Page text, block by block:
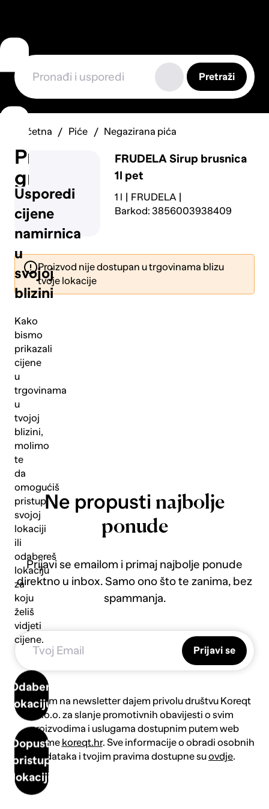
Usporedi
cijene
namirnica
u
svojoj
blizini
Kako
bismo
prikazali
cijene
u
trgovinama
u
tvojoj
blizini,
molimo
te
da
omogućiš
pristup
svojoj
lokaciji
ili
odabereš
lokaciju
za
koju
želiš
vidjeti
cijene.
Odaberi
lokaciju
Dopusti
pristup
lokaciji
Prijavi
grešku
Pošalji
Pretraži
Početna Piće Negazirana pića
FRUDELASirup brusnica
1l pet
1 l
FRUDELA
Barkod: 3856003938409
Proizvod nije dostupan u trgovinama blizu
tvoje lokacije
Ne propusti najbolje
ponude
Prijavi se emailom i primaj najbolje ponude
direktno u inbox. Samo ono što te zanima, bez
spammanja.
Prijavi se
Prijavom na newsletter dajem privolu društvu Koreqt
d.o.o. za slanje promotivnih obavijesti o svim
proizvodima i uslugama dostupnim putem web
platforme koreqt.hr. Sve informacije o obradi osobnih
podataka i tvojim pravima dostupne suovdje.